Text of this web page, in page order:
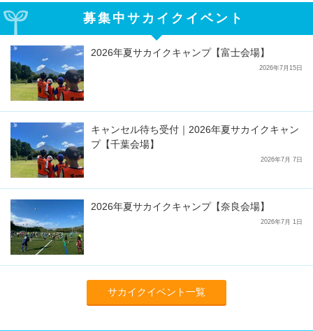
募集中サカイクイベント
2026年夏サカイクキャンプ【富士会場】
2026年7月15日
キャンセル待ち受付｜2026年夏サカイクキャン
プ【千葉会場】
2026年7月 7日
2026年夏サカイクキャンプ【奈良会場】
2026年7月 1日
サカイクイベント一覧